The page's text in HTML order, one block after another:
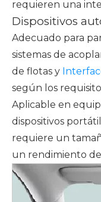
requieren una
Dispositivos
Adecuado para
sistemas de
de flotas y
según los
Aplicable en
dispositivos
requiere un
un rendimiento